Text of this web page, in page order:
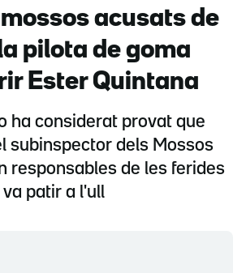
acusats de
pilota de goma
Ester Quintana
ha considerat provat que
subinspector dels Mossos
responsables de les ferides
patir a l'ull